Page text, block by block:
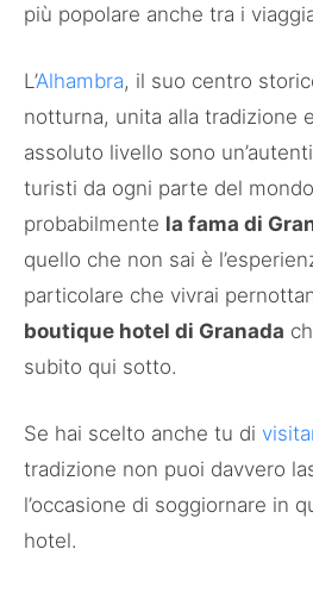
più popolare anche tra i
L’Alhambra, il suo centro
notturna, unita alla tradizione
assoluto livello sono
turisti da ogni parte del
probabilmente la fama di
quello che non sai è
particolare che vivrai
boutique hotel di Granada
subito qui sotto.
Se hai scelto anche tu di
tradizione non puoi davvero
l’occasione di soggiornare in
hotel.